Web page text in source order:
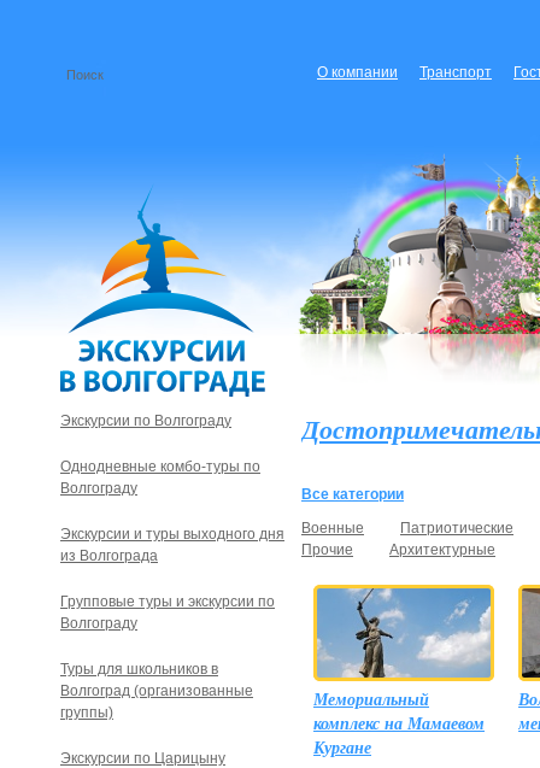
О компании Транспорт
Все категории
Военные
Патриотические
Прочие
Архитектурные
Мемориальный
комплекс на Мамаевом
Кургане
Экскурсии по Волгограду
Однодневные комбо-туры по
Волгограду
Экскурсии и туры выходного дня
из Волгограда
Групповые туры и экскурсии по
Волгограду
Туры для школьников в
Волгоград (организованные
группы)
Экскурсии по Царицыну